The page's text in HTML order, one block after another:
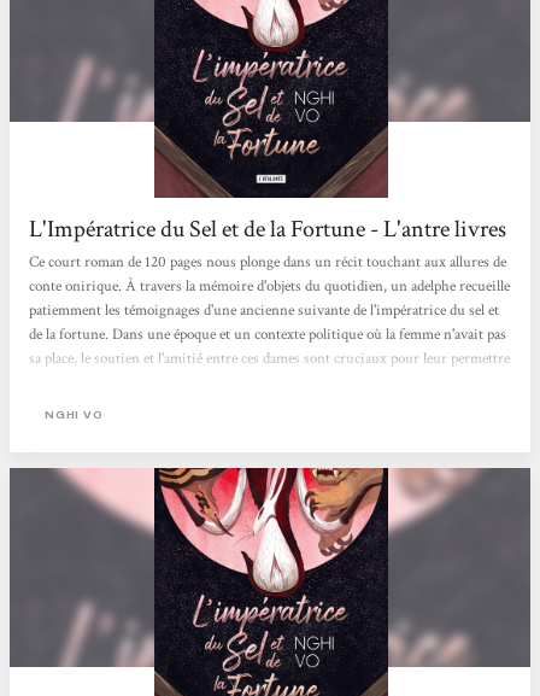
L'Impératrice du Sel et de la Fortune - L'antre livres
Ce court roman de 120 pages nous plonge dans un récit touchant aux allures de
conte onirique. À travers la mémoire d'objets du quotidien, un adelphe recueille
patiemment les témoignages d'une ancienne suivante de l'impératrice du sel et
de la fortune. Dans une époque et un contexte politique où la femme n'avait pas
sa place, le soutien et l'amitié entre ces dames sont cruciaux pour leur permettre
aux touches discrètes de magie et de fantasy, chaque chapitre est un petit délice
NGHI VO